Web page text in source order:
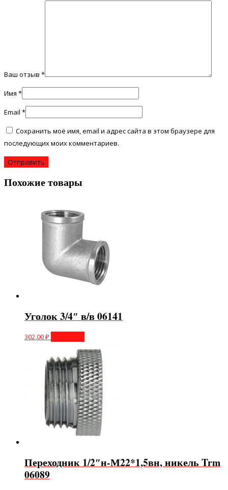
Ваш отзыв *
Имя *
Email *
Сохранить моё имя, email и адрес сайта в этом браузере для
последующих моих комментариев.
Похожие товары
Уголок 3/4″ в/в 06141
302,00₽
Переходник 1/2″н-М22*1,5вн, никель Trm
06089